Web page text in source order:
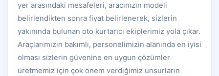
yer arasındaki mesafeleri, aracınızın modeli
belirlendikten sonra fiyat belirlenerek, sizlerin
yakınında bulunan oto kurtarıcı ekiplerimiz yola çıkar.
Araçlarımızın bakımlı, personelimizin alanında en iyisi
olması sizlerin güvenine en uygun çözümler
üretmemiz için çok önem verdiğimiz unsurların